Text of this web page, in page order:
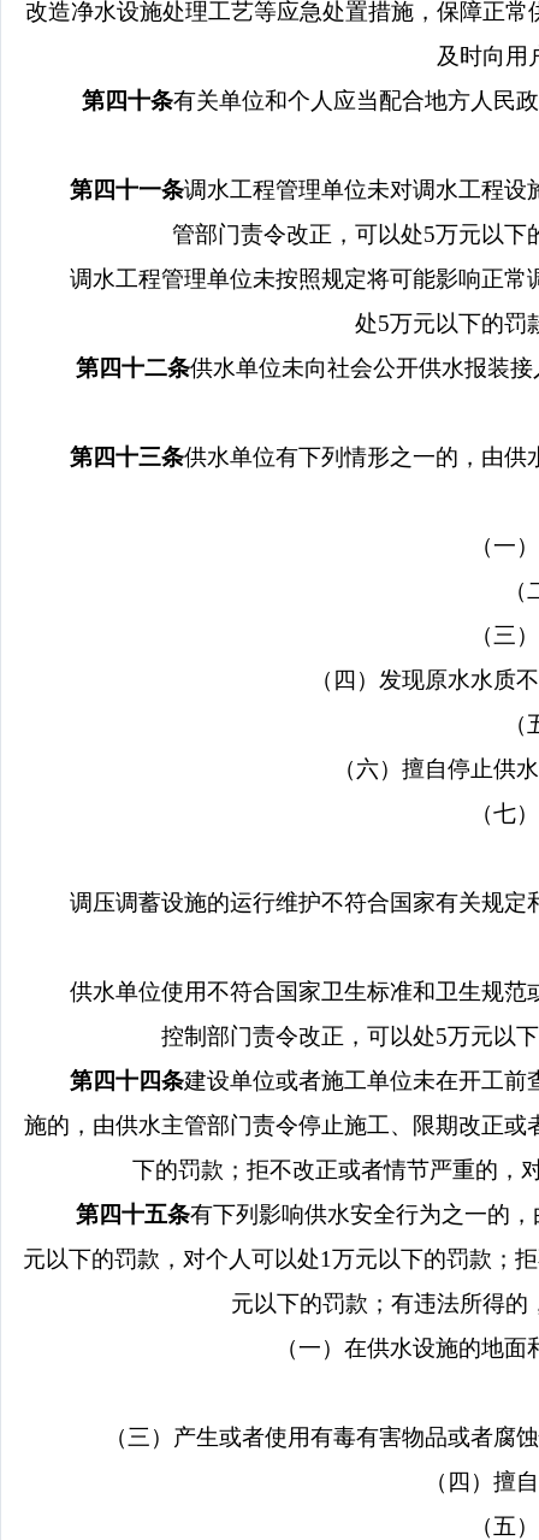
改造净水设施处理工艺等应急处置措施，保障正
及时向用
第四十条有关单位和个人应当配合地方人民
第四十一条调水工程管理单位未对调水工程
管部门责令改正，可以处5万元以下
调水工程管理单位未按照规定将可能影响正
处5万元以下的罚
第四十二条供水单位未向社会公开供水报装
第四十三条供水单位有下列情形之一的，由供
（一
（三
（四）发现原水水质
（六）擅自停止供
（七
调压调蓄设施的运行维护不符合国家有关规
供水单位使用不符合国家卫生标准和卫生规
控制部门责令改正，可以处5万元以
第四十四条建设单位或者施工单位未在开工
施的，由供水主管部门责令停止施工、限期改正
下的罚款；拒不改正或者情节严重的，
第四十五条有下列影响供水安全行为之一的
元以下的罚款，对个人可以处1万元以下的罚款；
元以下的罚款；有违法所得
（一）在供水设施的地
（三）产生或者使用有毒有害物品或者腐
（四）擅
（五